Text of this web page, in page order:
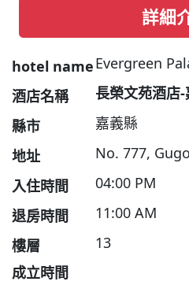
詳細
hotel nameEvergreen
酒店名稱
長榮文苑酒店-
縣市
嘉義縣
地址
No. 777,
入住時間
04:00 PM
退房時間
11:00 AM
樓層
13
成立時間